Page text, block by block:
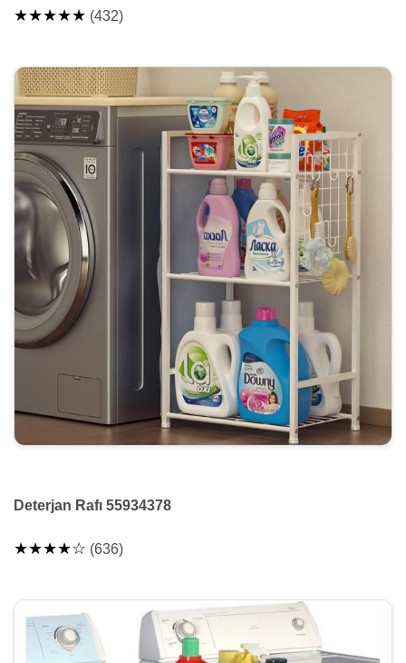
★★★★★ (432)
Deterjan Rafı 55934378
★★★★☆ (636)